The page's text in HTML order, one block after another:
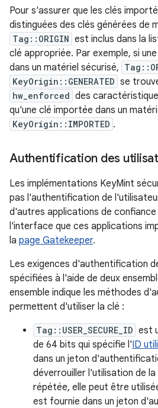
Pour s'assurer que les clés
distinguées des clés générées de
Tag::ORIGIN est inclus dans la
clé appropriée. Par exemple, si
dans un matériel sécurisé,
KeyOrigin::GENERATED se
hw_enforced des
qu'une clé importée dans un
KeyOrigin::IMPORTED .
Authentification des
Les implémentations KeyMint
pas l'authentification de
d'autres applications de
l'interface que ces applications
la page Gatekeeper.
Les exigences d'authentification
spécifiées à l'aide de deux
ensemble indique les méthodes
permettent d'utiliser la clé :
Tag::USER_SECURE_ID est
de 64 bits qui spécifie l'ID
dans un jeton
déverrouiller l'utilisation de la
répétée, elle peut être
est fournie dans un jeton